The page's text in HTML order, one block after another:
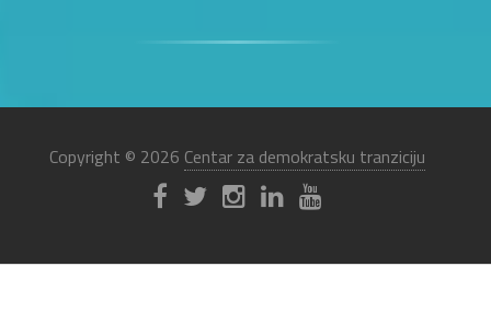
Copyright © 2026 Centar za demokratsku tranziciju